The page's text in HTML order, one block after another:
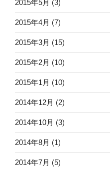
2015年5月 (3)
2015年4月 (7)
2015年3月 (15)
2015年2月 (10)
2015年1月 (10)
2014年12月 (2)
2014年10月 (3)
2014年8月 (1)
2014年7月 (5)